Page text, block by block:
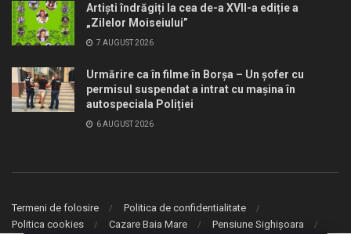
Artiști îndrăgiți la cea de-a XVII-a ediție a
„Zilelor Moiseiului”
7 AUGUST 2026
Urmărire ca în filme în Borșa – Un șofer cu
permisul suspendat a intrat cu mașina în
autospeciala Poliției
6 AUGUST 2026
Termeni de folosire
Politica de confidentialitate
Politica cookies
Cazare Baia Mare Pensiune Sighișoara